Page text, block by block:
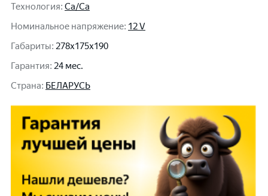
Технология: Ca/Ca
Номинальное напряжение: 12 V
Габариты: 278x175x190
Гарантия: 24 мес.
Cтрана: БЕЛАРУСЬ